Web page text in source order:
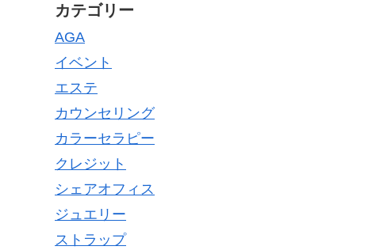
カテゴリー
AGA
イベント
エステ
カウンセリング
カラーセラピー
クレジット
シェアオフィス
ジュエリー
ストラップ